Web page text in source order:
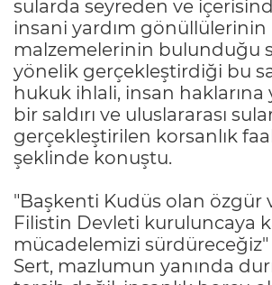
sularda seyreden ve
insani yardım gönüllülerinin
malzemelerinin bulunduğu
yönelik gerçekleştirdiği bu
hukuk ihlali, insan haklarına
bir saldırı ve uluslararası
gerçekleştirilen korsanlık
şeklinde konuştu.
"Başkenti Kudüs olan özgür
Filistin Devleti kuruluncaya
mücadelemizi sürdüreceğiz"
Sert, mazlumun yanında